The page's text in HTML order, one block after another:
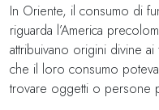
In Oriente, il consumo di
riguarda l’America
attribuivano origini divine
che il loro consumo
trovare oggetti o persone